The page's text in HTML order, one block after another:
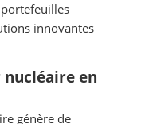
innovantes
nucléaire en
génère de